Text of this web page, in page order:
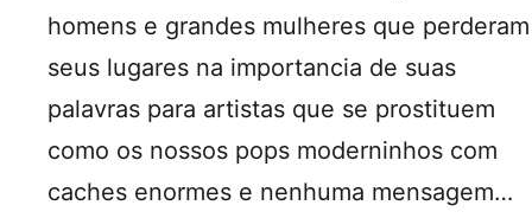
homens e grandes mulheres que perderam
seus lugares na importancia de suas
palavras para artistas que se prostituem
como os nossos pops moderninhos com
caches enormes e nenhuma mensagem…